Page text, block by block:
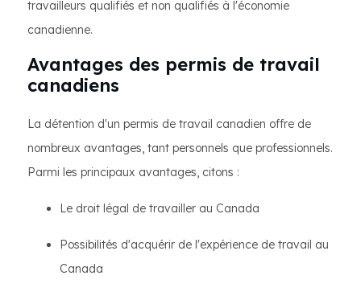
travailleurs qualifiés et non qualifiés à l'économie
canadienne.
Avantages des permis de travail
canadiens
La détention d'un permis de travail canadien offre de
nombreux avantages, tant personnels que professionnels.
Parmi les principaux avantages, citons :
Le droit légal de travailler au Canada
Possibilités d'acquérir de l'expérience de travail au
Canada